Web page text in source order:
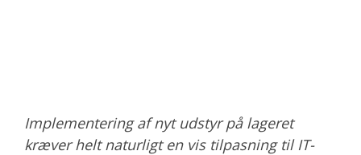
Implementering af nyt udstyr på lageret
kræver helt naturligt en vis tilpasning til IT-